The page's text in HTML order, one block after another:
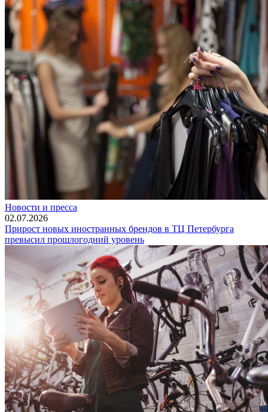
Новости и пресса
02.07.2026
Прирост новых иностранных брендов в ТЦ Петербурга
превысил прошлогодний уровень